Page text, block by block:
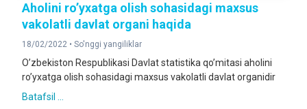
Аholini roʼyxatga olish sohasidagi maxsus
vakolatli davlat organi haqida
18/02/2022 • So'nggi yangiliklar
Oʼzbekiston Respublikasi Davlat statistika qoʼmitasi aholini
roʼyxatga olish sohasidagi maxsus vakolatli davlat organidir
Batafsil ...